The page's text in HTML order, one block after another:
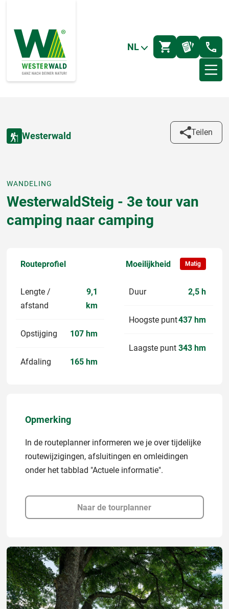
NL
Westerwald Teilen
WANDELING
WesterwaldSteig - 3e tour van
camping naar camping
Routeprofiel Moeilijkheid Matig
Lengte /
afstand
9,1
km
Opstijging 107 hm
Afdaling 165 hm
Duur 2,5 h
Hoogste punt437 hm
Laagste punt 343 hm
Opmerking
In de routeplanner informeren we je over tijdelijke
routewijzigingen, afsluitingen en omleidingen
onder het tabblad "Actuele informatie".
Naar de tourplanner